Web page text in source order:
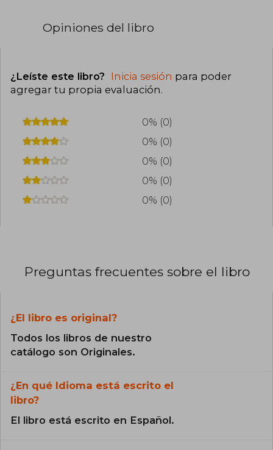
Opiniones del libro
¿Leíste este libro? Inicia sesión para poder
agregar tu propia evaluación.
0% (0)
0% (0)
0% (0)
0% (0)
0% (0)
Preguntas frecuentes sobre el libro
¿El libro es original?
Todos los libros de nuestro
catálogo son Originales.
¿En qué Idioma está escrito el
libro?
El libro está escrito en Español.